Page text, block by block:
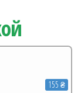
155 ₴